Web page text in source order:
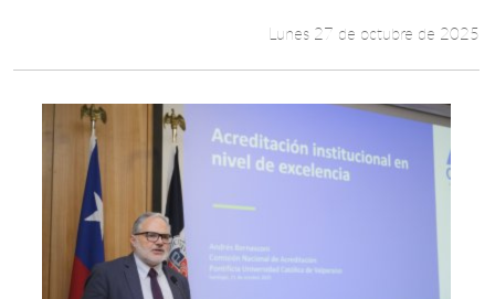
Lunes 27 de octubre de 2025